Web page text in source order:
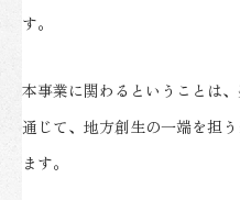
す。
本事業に関わるということは
通じて、地方創生の一端を担
ます。